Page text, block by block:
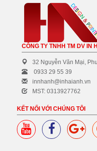
CÔNG TY TNHH TM DV IN
32 Nguyễn Văn Mại,
0933 29 55 39
innhanh@inhaianh.vn
MST: 0313927762
KẾT NỐI VỚI CHÚNG TÔI